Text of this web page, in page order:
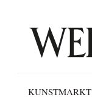
KUNSTMARKT